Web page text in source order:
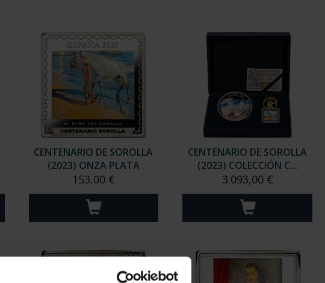
CENTENARIO DE SOROLLA
(2023) ONZA PLATA
153,00 €
CENTENARIO DE SOROLLA
(2023) COLECCIÓN C...
3.093,00 €